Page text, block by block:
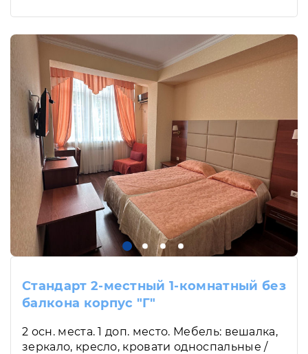
Стандарт 2-местный 1-комнатный без
балкона корпус "Г"
2 осн. места. 1 доп. место. Мебель: вешалка,
зеркало, кресло, кровати односпальные /